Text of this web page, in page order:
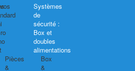
Pièces
&
Systèmes
de
sécurité :
Box et
doubles
alimentations
Box
&